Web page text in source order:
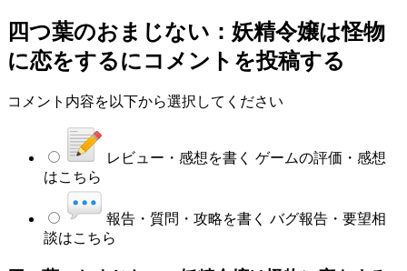
四つ葉のおまじない：妖精令嬢は怪物
に恋をするにコメントを投稿する
コメント内容を以下から選択してください
レビュー・感想を書く ゲームの評価・感想
はこちら
報告・質問・攻略を書く バグ報告・要望相
談はこちら